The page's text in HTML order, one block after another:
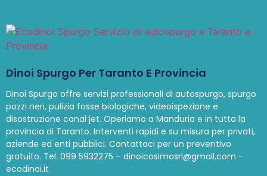
Dinoi Spurgo Per Taranto E Provincia
Dinoi Spurgo offre servizi professionali di autospurgo, spurgo
pozzi neri, pulizia fosse biologiche, videoispezione e
disostruzione canal jet. Operiamo a Manduria e in tutta la
provincia di Taranto. Interventi rapidi e su misura per privati,
aziende ed enti pubblici. Contattaci per un preventivo
gratuito. Tel. 099 5932275 – dinoicosimosrl@gmail.com –
ecodinoi.it